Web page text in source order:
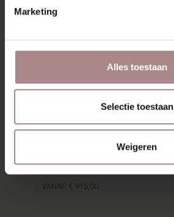
Marketing
Alles toestaan
Selectie toestaan
Weigeren
MODEL SWANN
VANAF € 915,00